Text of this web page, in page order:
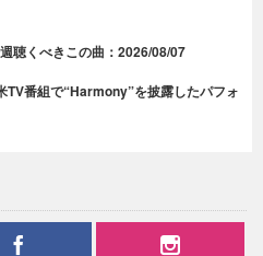
聴くべきこの曲：2026/08/07
TV番組で“Harmony”を披露したパフォ